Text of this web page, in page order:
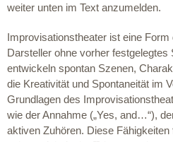
weiter unten im Text anzumelden.
Improvisationstheater ist eine
Darsteller ohne vorher festgelegtes
entwickeln spontan Szenen,
die Kreativität und Spontaneität im
Grundlagen des
wie der Annahme („Yes, and…“),
aktiven Zuhören. Diese